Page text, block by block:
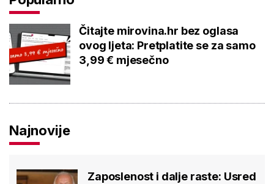
Čitajte mirovina.hr bez oglasa
ovog ljeta: Pretplatite se za samo
3,99 € mjesečno
Najnovije
Zaposlenost i dalje raste: Usred